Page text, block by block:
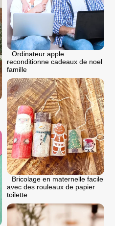
Ordinateur apple
reconditionne cadeaux de noel
famille
Bricolage en maternelle facile
avec des rouleaux de papier
toilette